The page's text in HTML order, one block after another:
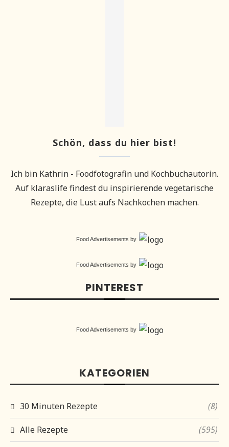
Schön, dass du hier bist!
Ich bin Kathrin - Foodfotografin und Kochbuchautorin.
Auf klaraslife findest du inspirierende vegetarische
Rezepte, die Lust aufs Nachkochen machen.
Food Advertisements by
Food Advertisements by
PINTEREST
Food Advertisements by
KATEGORIEN
30 Minuten Rezepte (8)
Alle Rezepte (595)